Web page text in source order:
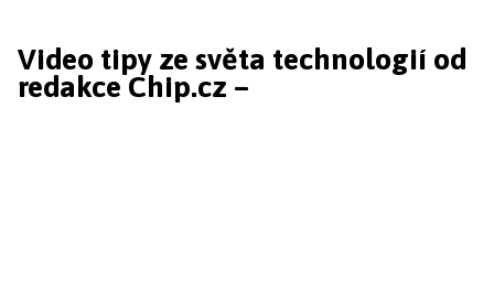
Video tipy ze světa technologií od
redakce Chip.cz –